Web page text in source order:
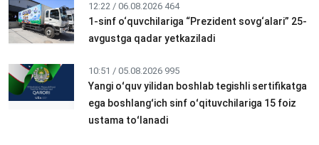
12:22 / 06.08.2026 464
1-sinf o‘quvchilariga “Prezident sovg‘alari” 25-
avgustga qadar yetkaziladi
10:51 / 05.08.2026 995
Yangi oʻquv yilidan boshlab tegishli sertifikatga
ega boshlangʻich sinf oʻqituvchilariga 15 foiz
ustama toʻlanadi